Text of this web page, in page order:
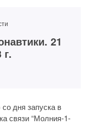
21
дня запуска в
связи “Молния-1-